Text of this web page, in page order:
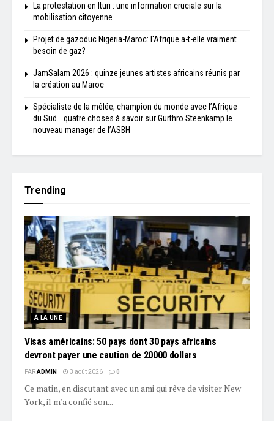
La protestation en Ituri : une information cruciale sur la
mobilisation citoyenne
Projet de gazoduc Nigeria-Maroc: l'Afrique a-t-elle vraiment
besoin de gaz?
JamSalam 2026 : quinze jeunes artistes africains réunis par
la création au Maroc
Spécialiste de la mêlée, champion du monde avec l’Afrique
du Sud… quatre choses à savoir sur Gurthrö Steenkamp le
nouveau manager de l’ASBH
Trending
À LA UNE
Visas américains: 50 pays dont 30 pays africains
devront payer une caution de 20000 dollars
PARADMIN 3 août 2026 0
Ce matin, en discutant avec un ami qui rêve de visiter New
York, il m'a confié son...